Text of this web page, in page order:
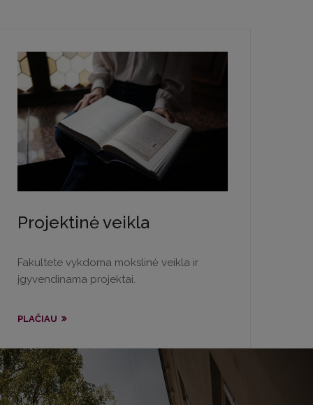
Projektinė veikla
Fakultete vykdoma mokslinė veikla ir
įgyvendinama projektai.
PLAČIAU